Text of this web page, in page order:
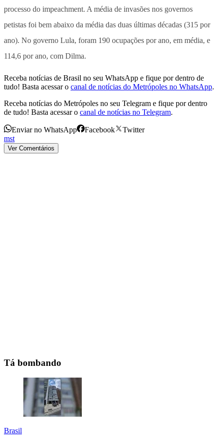
processo do impeachment. A média de invasões nos governos
petistas foi bem abaixo da média das duas últimas décadas (315 por
ano). No governo Lula, foram 190 ocupações por ano, em média, e
114,6 por ano, com Dilma.
Receba notícias de Brasil no seu WhatsApp e fique por dentro de
tudo! Basta acessar o canal de notícias do Metrópoles no WhatsApp.
Receba notícias do Metrópoles no seu Telegram e fique por dentro
de tudo! Basta acessar o canal de notícias no Telegram.
Enviar no WhatsApp Facebook
Twitter
mst
Ver Comentários
Tá bombando
Brasil